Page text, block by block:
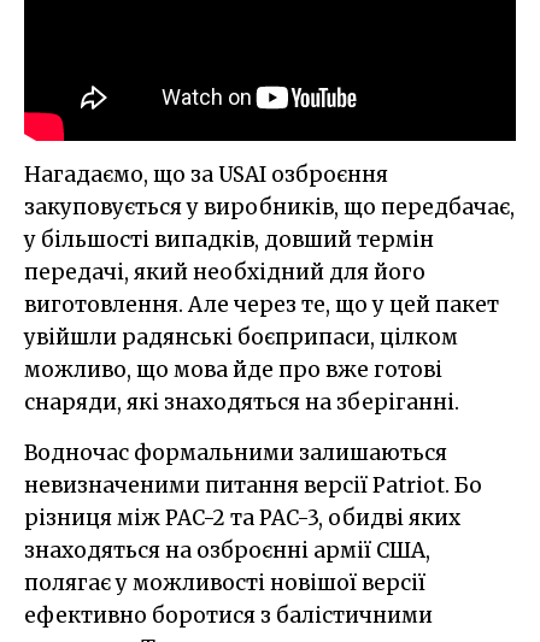
Нагадаємо, що за USAI озброєння
закуповується у виробників, що передбачає,
у більшості випадків, довший термін
передачі, який необхідний для його
виготовлення. Але через те, що у цей пакет
увійшли радянські боєприпаси, цілком
можливо, що мова йде про вже готові
снаряди, які знаходяться на зберіганні.
Водночас формальними залишаються
невизначеними питання версії Patriot. Бо
різниця між PAC-2 та PAC-3, обидві яких
знаходяться на озброєнні армії США,
полягає у можливості новішої версії
ефективно боротися з балістичними